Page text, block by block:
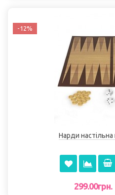
-12%
Нарди настільна
299.00грн.